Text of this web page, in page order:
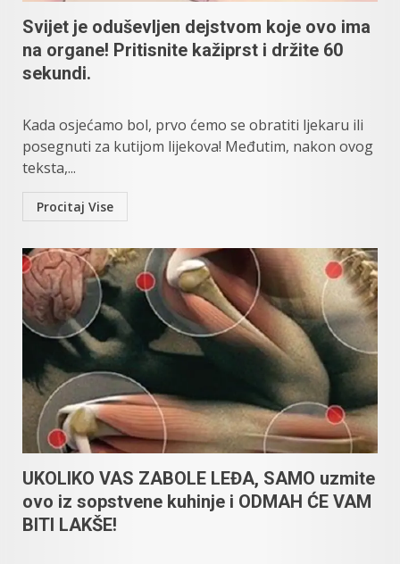
Svijet je oduševljen dejstvom koje ovo ima
na organe! Pritisnite kažiprst i držite 60
sekundi.
Kada osjećamo bol, prvo ćemo se obratiti ljekaru ili
posegnuti za kutijom lijekova! Međutim, nakon ovog
teksta,...
Procitaj Vise
UKOLIKO VAS ZABOLE LEĐA, SAMO uzmite
ovo iz sopstvene kuhinje i ODMAH ĆE VAM
BITI LAKŠE!